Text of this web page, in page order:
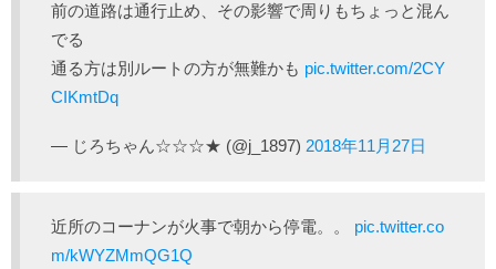
前の道路は通行止め、その影響で周りもちょっと混ん
でる
通る方は別ルートの方が無難かも pic.twitter.com/2CY
CIKmtDq
— じろちゃん☆☆☆★ (@j_1897) 2018年11月27日
近所のコーナンが火事で朝から停電。。 pic.twitter.co
m/kWYZMmQG1Q